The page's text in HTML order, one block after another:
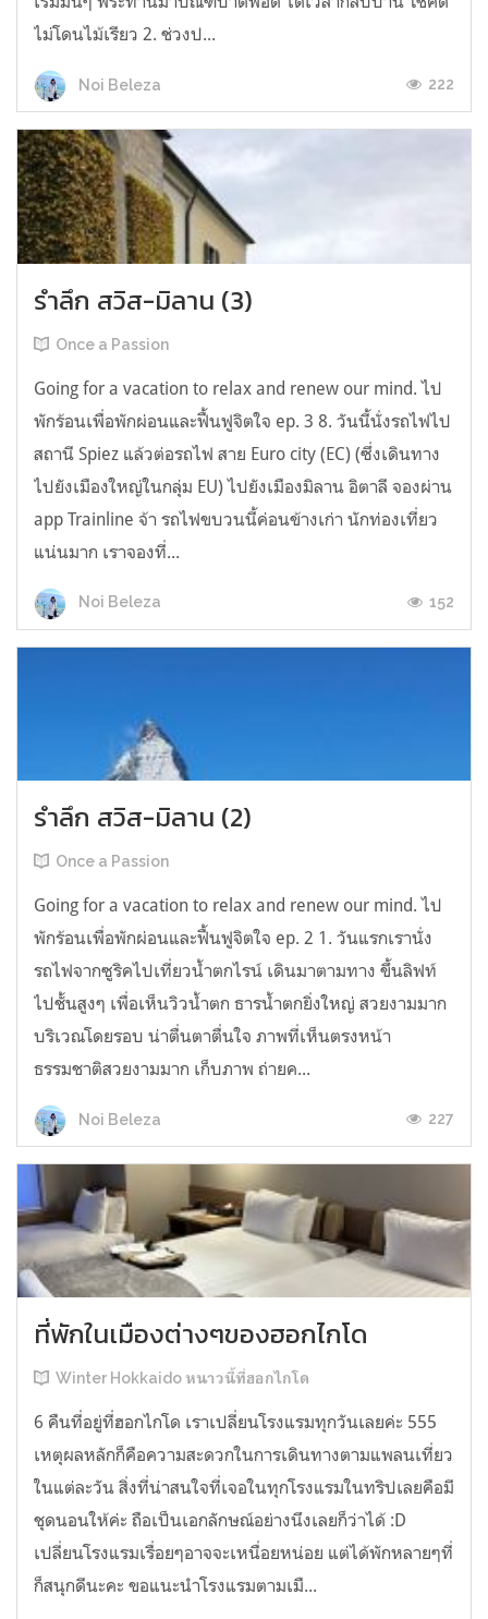
ไม่โดนไม้เรียว 2. ช่วงป...
Noi Beleza 222
รำลึก สวิส-มิลาน (3)
Once a Passion
Going for a vacation to relax and renew our mind. ไป
พักร้อนเพื่อพักผ่อนและฟื้นฟูจิตใจ ep. 3 8. วันนี้นั่งรถไฟไป
สถานี Spiez แล้วต่อรถไฟ สาย Euro city (EC) (ซึ่งเดินทาง
ไปยังเมืองใหญ่ในกลุ่ม EU) ไปยังเมืองมิลาน อิตาลี จองผ่าน
app Trainline จ้า รถไฟขบวนนี้ค่อนข้างเก่า นักท่องเที่ยว
แน่นมาก เราจองที่...
Noi Beleza 152
รำลึก สวิส-มิลาน (2)
Once a Passion
Going for a vacation to relax and renew our mind. ไป
พักร้อนเพื่อพักผ่อนและฟื้นฟูจิตใจ ep. 2 1. วันแรกเรานั่ง
รถไฟจากซูริคไปเที่ยวน้ำตกไรน์ เดินมาตามทาง ขึ้นลิฟท์
ไปชั้นสูงๆ เพื่อเห็นวิวน้ำตก ธารน้ำตกยิ่งใหญ่ สวยงามมาก
บริเวณโดยรอบ น่าตื่นตาตื่นใจ ภาพที่เห็นตรงหน้า
ธรรมชาติสวยงามมาก เก็บภาพ ถ่ายค...
Noi Beleza 227
ที่พักในเมืองต่างๆของฮอกไกโด
Winter Hokkaido หนาวนี้ที่ฮอกไกโด
6 คืนที่อยู่ที่ฮอกไกโด เราเปลี่ยนโรงแรมทุกวันเลยค่ะ 555
เหตุผลหลักก็คือความสะดวกในการเดินทางตามแพลนเที่ยว
ในแต่ละวัน สิ่งที่น่าสนใจที่เจอในทุกโรงแรมในทริปเลยคือมี
ชุดนอนให้ค่ะ ถือเป็นเอกลักษณ์อย่างนึงเลยก็ว่าได้ :D
เปลี่ยนโรงแรมเรื่อยๆอาจจะเหนื่อยหน่อย แต่ได้พักหลายๆที่
ก็สนุกดีนะคะ ขอแนะนำโรงแรมตามเมื...